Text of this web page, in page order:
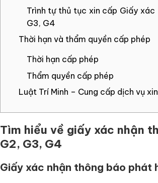
Trình tự thủ tục xin cấp Giấy
G3, G4
Thời hạn và thẩm quyền cấp phép
Thời hạn cấp phép
Thẩm quyền cấp phép
Luật Trí Minh – Cung cấp dịch vụ
Tìm hiểu về giấy xác nhận
G2, G3, G4
Giấy xác nhận thông báo phát